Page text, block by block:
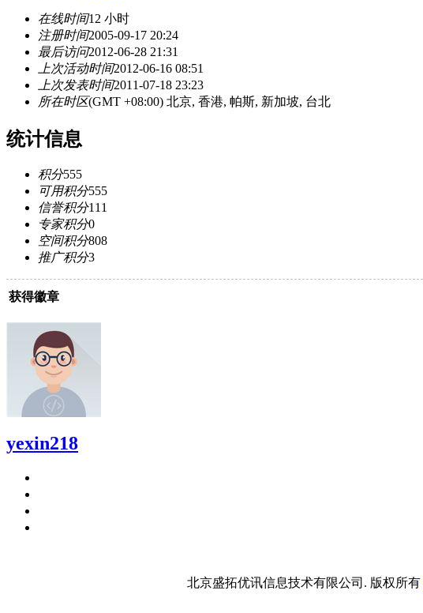
在线时间12 小时
注册时间2005-09-17 20:24
最后访问2012-06-28 21:31
上次活动时间2012-06-16 08:51
上次发表时间2011-07-18 23:23
所在时区(GMT +08:00) 北京, 香港, 帕斯, 新加坡, 台北
统计信息
积分555
可用积分555
信誉积分111
专家积分0
空间积分808
推广积分3
获得徽章
yexin218
北京盛拓优讯信息技术有限公司. 版权所有